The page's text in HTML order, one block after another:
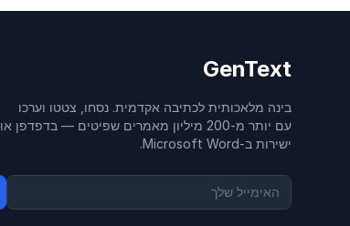
GenText
בינה מלאכותית לכתיבה אקדמית. נסחו, צטטו וערכו
עם יותר מ-200 מיליון מאמרים שפיטים — בדפדפן או
ישירות ב-Microsoft Word.